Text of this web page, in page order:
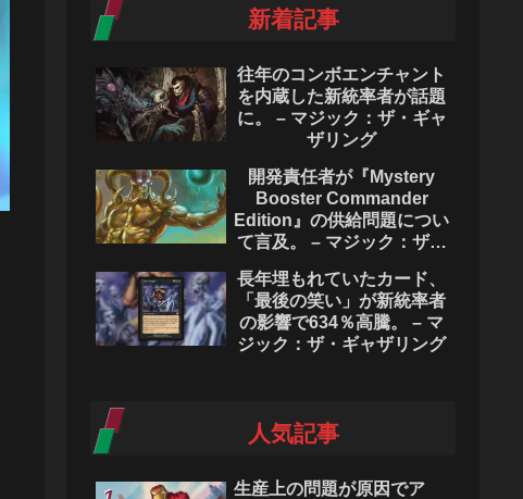
新着記事
往年のコンボエンチャント
を内蔵した新統率者が話題
に。 – マジック：ザ・ギャ
ザリング
開発責任者が『Mystery
Booster Commander
Edition』の供給問題につい
て言及。 – マジック：ザ・
長年埋もれていたカード、
「最後の笑い」が新統率者
の影響で634％高騰。 – マ
ジック：ザ・ギャザリング
人気記事
生産上の問題が原因でア